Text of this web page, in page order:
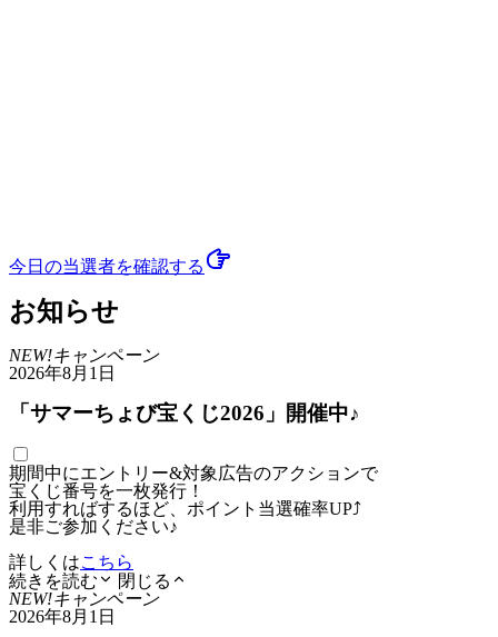
今日の当選者を確認する
お知らせ
NEW!キャンペーン
2026年8月1日
「サマーちょび宝くじ2026」開催中♪
期間中にエントリー&対象広告のアクションで
宝くじ番号を一枚発行！
利用すればするほど、ポイント当選確率UP⤴
是非ご参加ください♪
詳しくはこちら
続きを読む
閉じる
NEW!キャンペーン
2026年8月1日